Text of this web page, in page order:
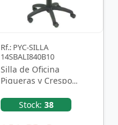
Rf.: PYC-SILLA
14SBALI840B10
Silla de Oficina
Piqueras y Crespo
14SBALI840B10/ Negro
Stock: 38